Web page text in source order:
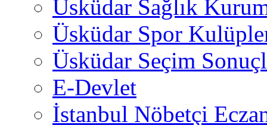
Üsküdar Sağlık
Üsküdar Spor
Üsküdar Seçim
E-Devlet
İstanbul Nöbetçi